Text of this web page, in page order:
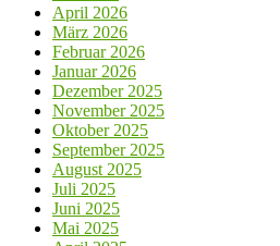
April 2026
März 2026
Februar 2026
Januar 2026
Dezember 2025
November 2025
Oktober 2025
September 2025
August 2025
Juli 2025
Juni 2025
Mai 2025